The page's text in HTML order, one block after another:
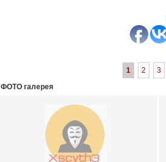
1 2 3
ФОТО галерея